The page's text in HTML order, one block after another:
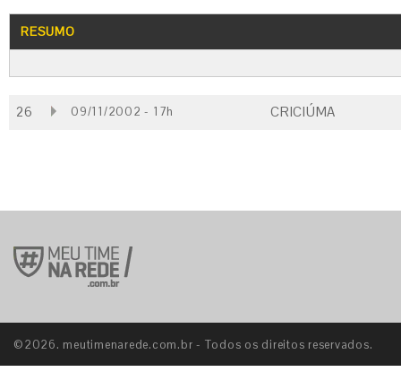
RESUMO
26 09/11/2002 - 17h CRICIÚMA
©2026. meutimenarede.com.br - Todos os direitos reservados.